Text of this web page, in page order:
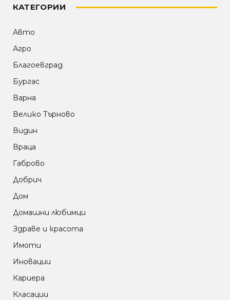
КАТЕГОРИИ
Авто
Агро
Благоевград
Бургас
Варна
Велико Търново
Видин
Враца
Габрово
Добрич
Дом
Домашни любимци
Здраве и красота
Имоти
Иновации
Кариера
Класации